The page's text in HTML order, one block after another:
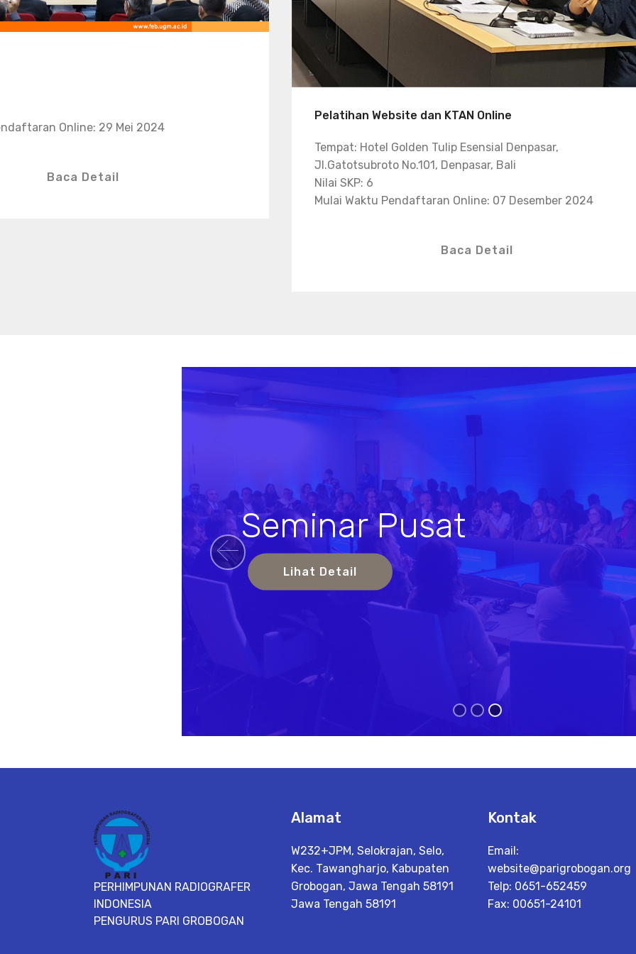
Online: 29 Mei 2024
Baca Detail
Pelatihan Website dan KTAN Online
Tempat: Hotel Golden Tulip Esensial Denpasar,
Jl.Gatotsubroto No.101, Denpasar, Bali
Nilai SKP: 6
Mulai Waktu Pendaftaran Online: 07 Desember 2024
Baca Detail
Seminar Pusat
Lihat Detail
Previous
PERHIMPUNAN RADIOGRAFER
INDONESIA
PENGURUS PARI GROBOGAN
Alamat
W232+JPM, Selokrajan, Selo,
Kec. Tawangharjo, Kabupaten
Grobogan, Jawa Tengah 58191
Jawa Tengah 58191
Kontak
Email:
website@parigrobogan.org
Telp: 0651-652459
Fax: 00651-24101